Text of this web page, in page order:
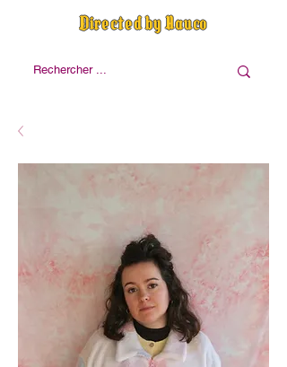
Directed by Nauco